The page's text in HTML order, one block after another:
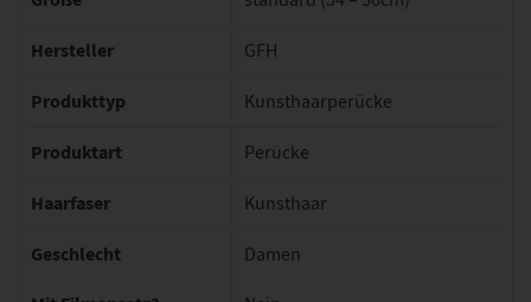
Hersteller GFH
Produkttyp Kunsthaarperücke
Produktart Perücke
Haarfaser Kunsthaar
Geschlecht Damen